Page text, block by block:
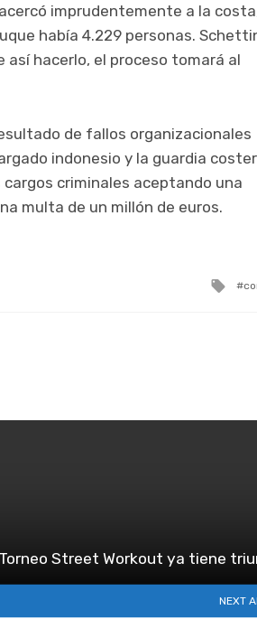
imprudentemente a la
había 4.229 personas.
así hacerlo, el proceso tomará al
de fallos organizacionales
indonesio y la guardia
criminales aceptando una
multa de un millón de euros.
Torneo Street Workout ya tiene
NEXT